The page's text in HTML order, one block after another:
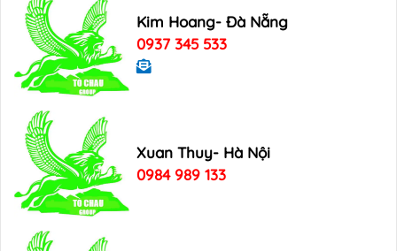
Kim Hoang- Đà Nẵng
0937 345 533
Xuan Thuy- Hà Nội
0984 989 133